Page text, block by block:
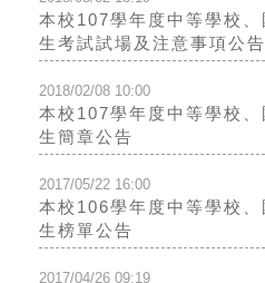
本校107學年度中等學校
生考試試場及注意事項公告
2018/02/08 10:00
本校107學年度中等學校
生簡章公告
2017/05/22 16:00
本校106學年度中等學校
生榜單公告
2017/04/26 09:19